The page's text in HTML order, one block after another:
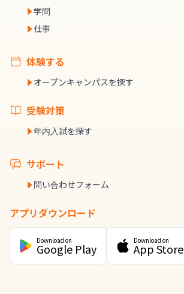
学問
仕事
体験する
オープンキャンパスを探す
受験対策
年内入試を探す
サポート
問い合わせフォーム
アプリダウンロード
Download on
Google Play
Download on
App Store